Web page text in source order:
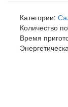
Категории:
Количество
Время